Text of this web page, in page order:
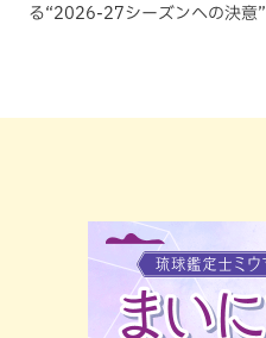
る“2026-27シーズンへの決意”